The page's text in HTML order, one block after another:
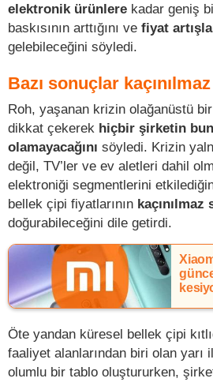
elektronik ürünlere kadar geniş
baskısının arttığını ve fiyat
gelebileceğini söyledi.
Bazı sonuçlar kaçınılmaz
Roh, yaşanan krizin olağanüstü
dikkat çekerek hiçbir şirketin
olamayacağını söyledi. Krizin
değil, TV’ler ve ev aletleri dahil
elektroniği segmentlerini
bellek çipi fiyatlarının kaçınılmaz
doğurabileceğini dile getirdi.
Öte yandan küresel bellek çipi
faaliyet alanlarından biri olan yarı
olumlu bir tablo oluştururken,